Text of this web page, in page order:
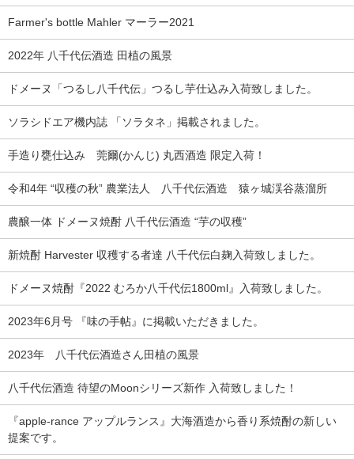
Farmer's bottle Mahler マーラー2021
2022年 八千代伝酒造 田植の風景
ドメーヌ「つるし八千代伝」つるし芋仕込み入荷致しました。
ソラシドエア機内誌 「ソラタネ」掲載されました。
手造り甕仕込み 莞爾(かんじ) 丸西酒造 限定入荷！
令和4年 “収穫の秋” 農業法人 八千代伝酒造 猿ヶ城渓谷蒸溜所
農醸一体 ドメーヌ焼酎 八千代伝酒造 “芋の収穫”
新焼酎 Harvester 収穫する者達 八千代伝白麹入荷致しました。
ドメーヌ焼酎『2022 むろか八千代伝1800ml』入荷致しました。
2023年6月号 『味の手帖』に掲載いただきました。
2023年 八千代伝酒造さん田植の風景
八千代伝酒造 待望のMoonシリーズ新作 入荷致しました！
『apple-rance アップルランス』大海酒造から香り系焼酎の新しい
提案です。